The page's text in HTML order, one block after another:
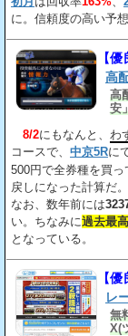
に。信頼度の高い予
【優
高
高
安
8/2にもなんと、 わ
コースで、 中京5Rに
500円で全券種を買っ
戻しになった計算だ。
なお、数年前には
い。ちなみに過去最
となっている。
【優
レ
無
X(